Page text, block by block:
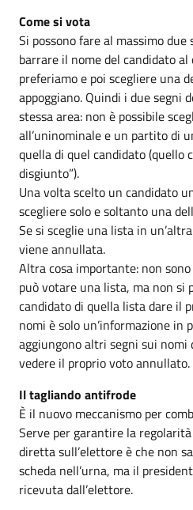
Come si vota
Si possono fare al massimo due
barrare il nome del candidato
preferiamo e poi scegliere una
appoggiano. Quindi i due segni
stessa area: non è possibile
all’uninominale e un partito di
quella di quel candidato (quello
disgiunto”).
Una volta scelto un candidato
scegliere solo e soltanto una
Se si sceglie una lista in
viene annullata.
Altra cosa importante: non
può votare una lista, ma non si
candidato di quella lista dare il
nomi è solo un’informazione in
aggiungono altri segni sui nomi
vedere il proprio voto annullato.
Il tagliando antifrode
È il nuovo meccanismo per
Serve per garantire la
diretta sull’elettore è che non
scheda nell’urna, ma il
ricevuta dall’elettore.